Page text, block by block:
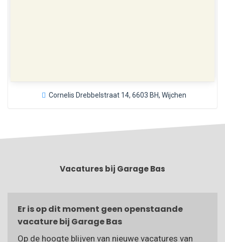
Cornelis Drebbelstraat 14, 6603 BH, Wijchen
Vacatures bij Garage Bas
Er is op dit moment geen openstaande
vacature bij Garage Bas
Op de hoogte blijven van nieuwe vacatures van